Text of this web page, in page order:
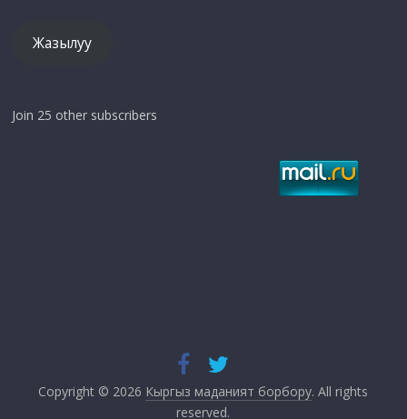
Жазылуу
Join 25 other subscribers
Copyright © 2026 Кыргыз маданият борбору. All rights
reserved.